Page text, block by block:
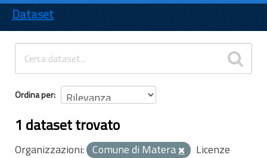
ENTI
TEMI
INFORMAZIONI
Dataset
Ordina per
1 dataset trovato
Organizzazioni: Comune di Matera
Licenze